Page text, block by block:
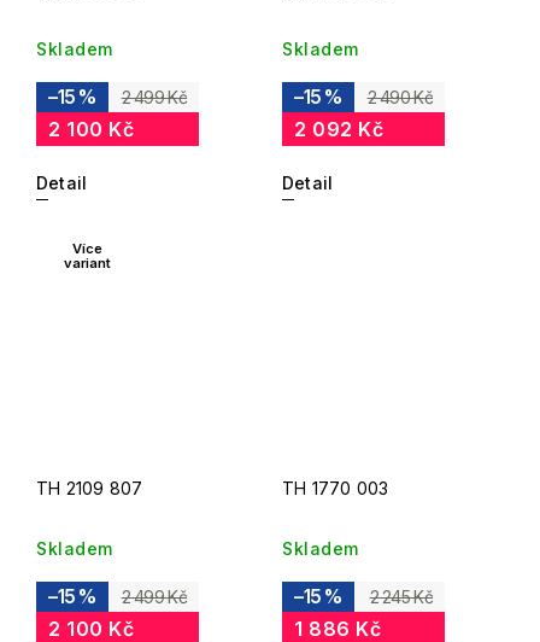
Skladem
2 499 Kč
–15 %
2 100 Kč
Detail
Skladem
2 490 Kč
–15 %
2 092 Kč
Detail
Více
variant
TH 2109 807
Skladem
2 499 Kč
–15 %
2 100 Kč
TH 1770 003
Skladem
2 245 Kč
–15 %
1 886 Kč